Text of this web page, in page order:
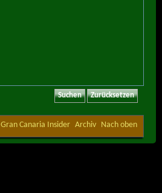
Gran Canaria Insider Archiv Nach oben